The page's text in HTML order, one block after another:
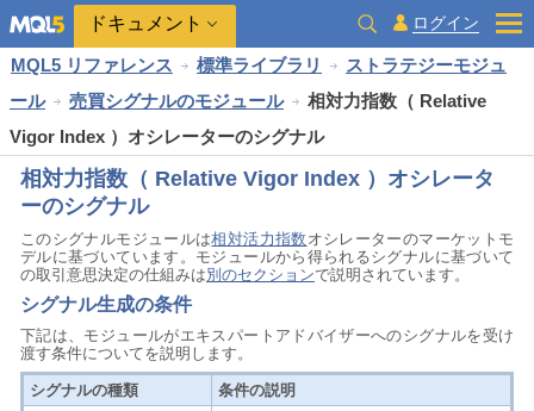
ドキュメント ログイン
MQL5 リファレンス 標準ライブラリ
ストラテジーモジュ
ール
売買シグナルのモジュール
相対力指数（ Relative
Vigor Index ）オシレーターのシグナル
相対力指数（ Relative Vigor Index ）オシレータ
ーのシグナル
このシグナルモジュールは相対活力指数 オシレーターのマーケットモ
デルに基づいています。モジュールから得られるシグナルに基づいて
の取引意思決定の仕組みは別のセクションで説明されています。
シグナル生成の条件
下記は、モジュールがエキスパートアドバイザーへのシグナルを受け
渡す条件についてを説明します。
シグナルの種類
条件の説明